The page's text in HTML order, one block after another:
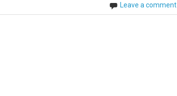
Leave a comment